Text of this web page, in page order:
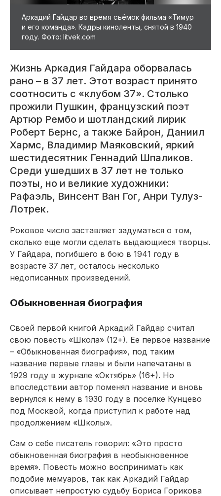
Аркадий Гайдар во время съёмок фильма «Тимур
и его команда». Кадры киноленты, снятой в 1940
году. Фото: litvek.com
Жизнь Аркадия Гайдара оборвалась
рано – в 37 лет. Этот возраст принято
соотносить с «клубом 37». Столько
прожили Пушкин, французский поэт
Артюр Рембо и шотландский лирик
Роберт Бернс, а также Байрон, Даниил
Хармс, Владимир Маяковский, яркий
шестидесятник Геннадий Шпаликов.
Среди ушедших в 37 лет не только
поэты, но и великие художники:
Рафаэль, Винсент Ван Гог, Анри Тулуз-
Лотрек.
Роковое число заставляет задуматься о том,
сколько еще могли сделать выдающиеся творцы.
У Гайдара, погибшего в бою в 1941 году в
возрасте 37 лет, осталось несколько
недописанных произведений.
Обыкновенная биография
Своей первой книгой Аркадий Гайдар считал
свою повесть «Школа» (12+). Ее первое название
– «Обыкновенная биография», под таким
название первые главы и были напечатаны в
1929 году в журнале «Октябрь» (16+). Но
впоследствии автор поменял название и вновь
вернулся к нему в 1930 году в поселке Кунцево
под Москвой, когда приступил к работе над
продолжением «Школы».
Сам о себе писатель говорил: «Это просто
обыкновенная биография в необыкновенное
время». Повесть можно воспринимать как
подобие мемуаров, так как Аркадий Гайдар
описывает непростую судьбу Бориса Горикова